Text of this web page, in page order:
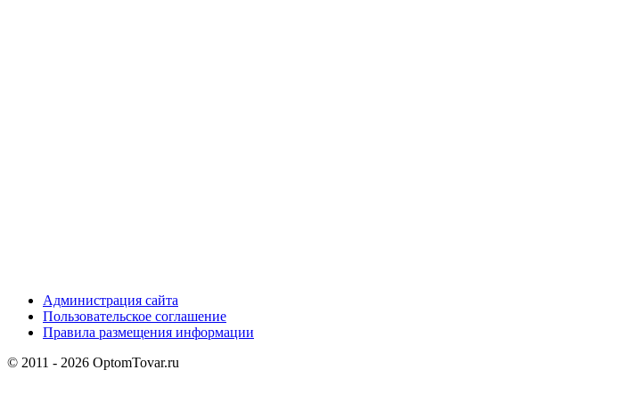
Администрация сайта
Пользовательское соглашение
Правила размещения информации
© 2011 - 2026 OptomTovar.ru